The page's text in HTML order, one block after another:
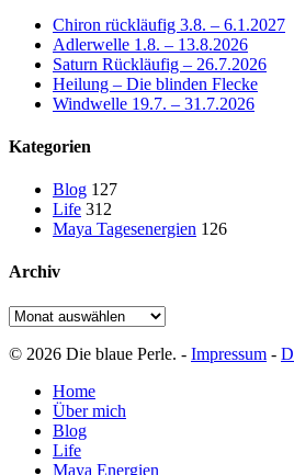
Chiron rückläufig 3.8. – 6.1.2027
Adlerwelle 1.8. – 13.8.2026
Saturn Rückläufig – 26.7.2026
Heilung – Die blinden Flecke
Windwelle 19.7. – 31.7.2026
Kategorien
Blog 127
Life 312
Maya Tagesenergien 126
Archiv
Archiv
© 2026 Die blaue Perle. - Impressum -
Close
Menu
Home
Über mich
Blog
Life
Maya Energien